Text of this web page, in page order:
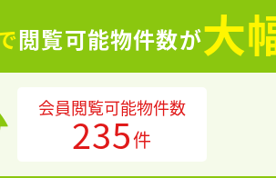
閲覧可能物件数が大
会員閲覧可能物件数
235件